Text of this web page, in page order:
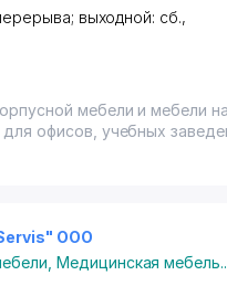
выходной: сб.,
мебели и мебели на
офисов, учебных
учереждений.
ООО
Медицинская мебель